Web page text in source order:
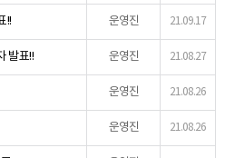
!! 운영진 21.09.17
발표!! 운영진 21.08.27
운영진 21.08.26
운영진 21.08.26